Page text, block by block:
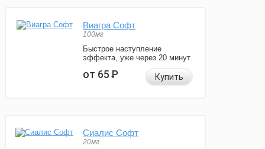
Виагра Софт
100мг
Быстрое наступление
эффекта, уже через 20 минут.
от 65Р Купить
Сиалис Софт
20мг